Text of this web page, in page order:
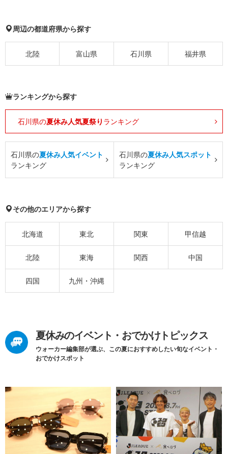
周辺の都道府県から探す
北陸 富山県 石川県 福井県
ランキングから探す
石川県の夏休み人気夏祭り ランキング
石川県の夏休み人気イベント
ランキング
石川県の夏休み人気スポット
ランキング
その他のエリアから探す
北海道 東北 関東 甲信越
北陸 東海 関西 中国
四国 九州・沖縄
夏休みのイベント・おでかけトピックス
ウォーカー編集部が選ぶ、この夏におすすめしたい旬なイベント・
おでかけスポット